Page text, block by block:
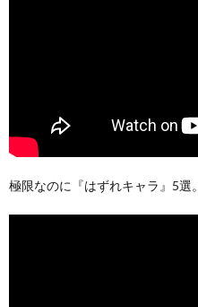
極限なのに『はずれキャラ』5選。